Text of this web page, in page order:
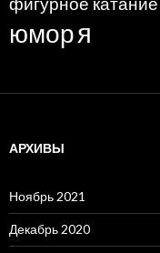
юморя
АРХИВЫ
Ноябрь 2021
Декабрь 2020